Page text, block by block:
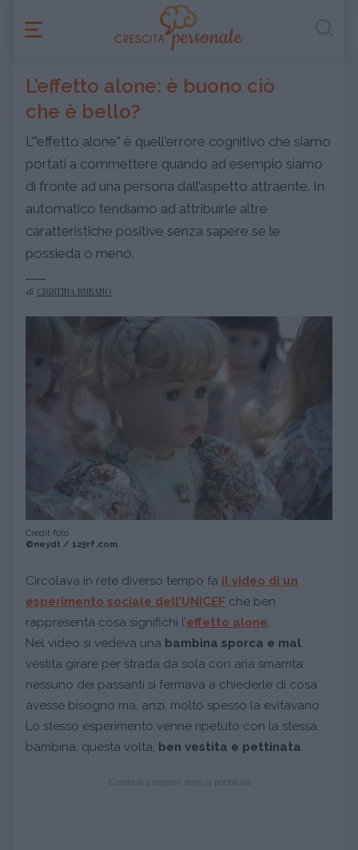
L’effetto alone: è buono ciò
che è bello?
L’"effetto alone" è quell'errore cognitivo che siamo
portati a commettere quando ad esempio siamo
di fronte ad una persona dall’aspetto attraente. In
automatico tendiamo ad attribuirle altre
caratteristiche positive senza sapere se le
possieda o meno.
di CRISTINA RUBANO
Credit foto
©neydt / 123rf.com
Circolava in rete diverso tempo fa il video di un
esperimento sociale dell’UNICEF che ben
rappresenta cosa significhi l’effetto alone.
Nel video si vedeva una bambina sporca e mal
vestita girare per strada da sola con aria smarrita:
nessuno dei passanti si fermava a chiederle di cosa
avesse bisogno ma, anzi, molto spesso la evitavano.
Lo stesso esperimento venne ripetuto con la stessa
bambina, questa volta, ben vestita e pettinata.